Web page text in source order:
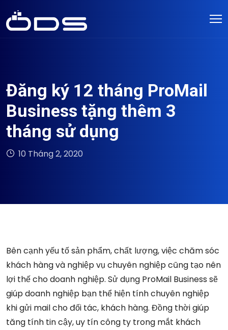
Đăng ký 12 tháng ProMail
Business tặng thêm 3
tháng sử dụng
10 Tháng 2, 2020
Bên cạnh yếu tố sản phẩm, chất lượng, việc chăm sóc
khách hàng và nghiệp vụ chuyên nghiệp cũng tạo nên
lợi thế cho doanh nghiệp. Sử dụng ProMail Business sẽ
giúp doanh nghiệp bạn thể hiện tính chuyên nghiệp
khi gửi mail cho đối tác, khách hàng. Đồng thời giúp
tăng tính tin cậy, uy tín công ty trong mắt khách